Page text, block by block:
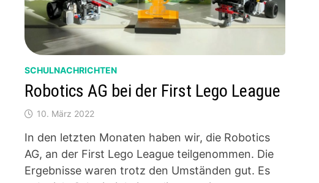
SCHULNACHRICHTEN
Robotics AG bei der First Lego League
10. März 2022
In den letzten Monaten haben wir, die Robotics
AG, an der First Lego League teilgenommen. Die
Ergebnisse waren trotz den Umständen gut. Es